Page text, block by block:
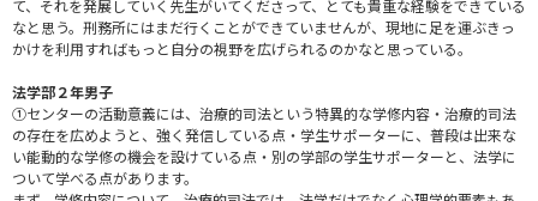
て、それを発展していく先生がいてくださって、とても貴重な経験をできている
なと思う。刑務所にはまだ行くことができていませんが、現地に足を運ぶきっ
かけを利用すればもっと自分の視野を広げられるのかなと思っている。
法学部２年男子
①センターの活動意義には、治療的司法という特異的な学修内容・治療的司法
の存在を広めようと、強く発信している点・学生サポーターに、普段は出来な
い能動的な学修の機会を設けている点・別の学部の学生サポーターと、法学に
ついて学べる点があります。